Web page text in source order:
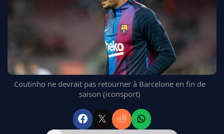
ARSENAL
BAYERN
L'AVIS DE LA RÉDAC'
Coutinho ne devrait pas retourner à Barcelone en fin de
saison (iconsport)